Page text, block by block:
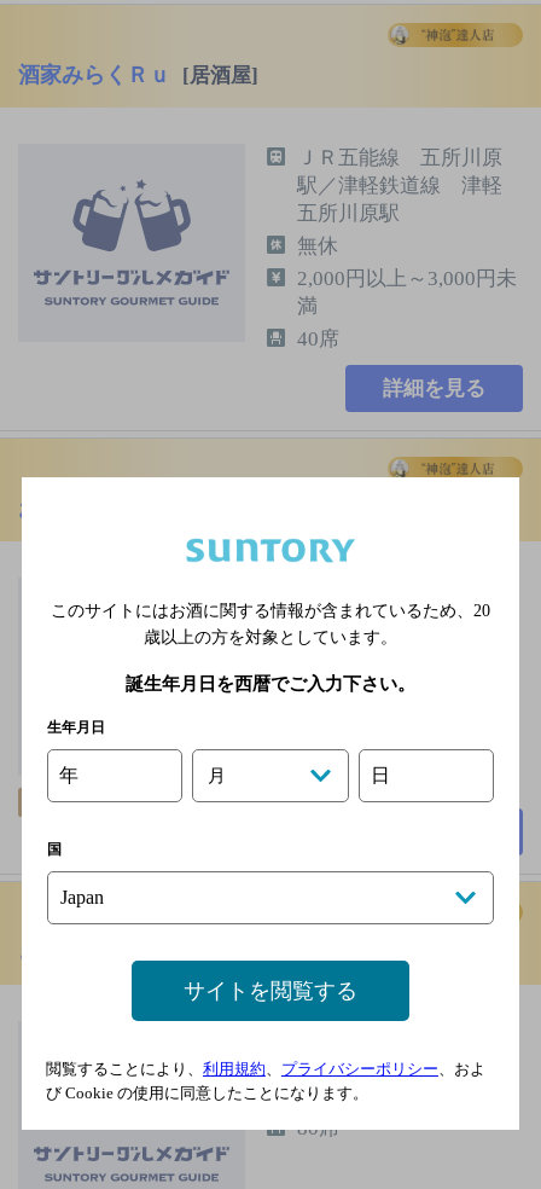
酒家みらくＲｕ [居酒屋]
ＪＲ五能線 五所川原
駅／津軽鉄道線 津軽
五所川原駅
無休
2,000円以上～3,000円未
満
40席
詳細を見る
お料理とお酒の店 花ごころ
飲み放題
徒歩12分
毎週日曜日※不定休
2,000円以上～3,000円未
37席
さんきゅー
2,000円以上～3,000円未
満
80席
このサイトにはお酒に関する情報が含まれているため、 20
歳以上の方を対象としています。
誕生年月日を西暦でご入力下さい。
生年月日
年 月 日
国
サイトを閲覧する
閲覧することにより、 利用規約 プライバシーポリシー 、およ
び Cookie の使用に同意したことになります。